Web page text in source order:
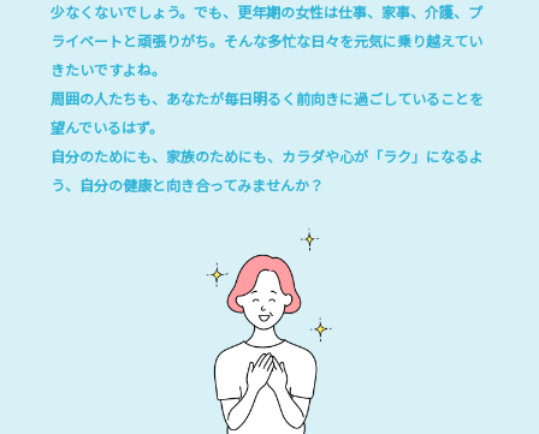
少なくないでしょう。でも、更年期の女性は仕事、家事、介護、プ
ライベートと頑張りがち。そんな多忙な日々を元気に乗り越えてい
きたいですよね。
周囲の人たちも、あなたが毎日明るく前向きに過ごしていることを
望んでいるはず。
自分のためにも、家族のためにも、カラダや心が「ラク」になるよ
う、自分の健康と向き合ってみませんか？